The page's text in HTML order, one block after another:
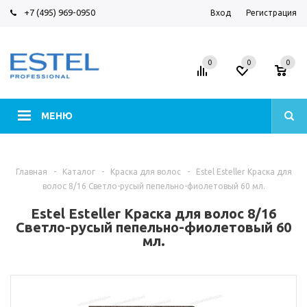
+7 (495) 969-0950 Вход Регистрация
МЕНЮ
0 0 0
Главная - Каталог - Краска для волос -
Estel Esteller Краска для
волос 8/16 Светло-русый пепельно-фиолетовый 60 мл.
Estel Esteller Краска для волос 8/16
Светло-русый пепельно-фиолетовый 60
мл.